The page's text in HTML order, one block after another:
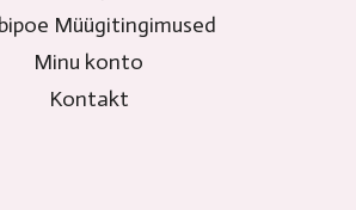
Müügitingimused
Minu konto
Kontakt